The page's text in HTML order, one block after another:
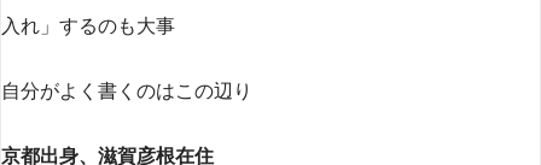
入れ」するのも大事
自分がよく書くのはこの辺り
京都出身、滋賀彦根在住